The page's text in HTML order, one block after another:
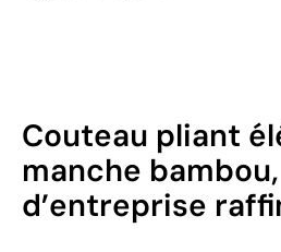
Couteau pliant
manche
d’entreprise